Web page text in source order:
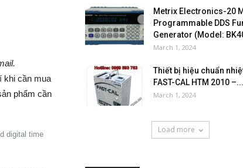
khi cần mua
phẩm cần
digital time
Metrix Electronics-20
Programmable DDS
Generator (Model:
March 1, 2024
Thiết bị hiệu chuẩn
FAST-CAL HTM 2010 –...
March 1, 2024
Load more